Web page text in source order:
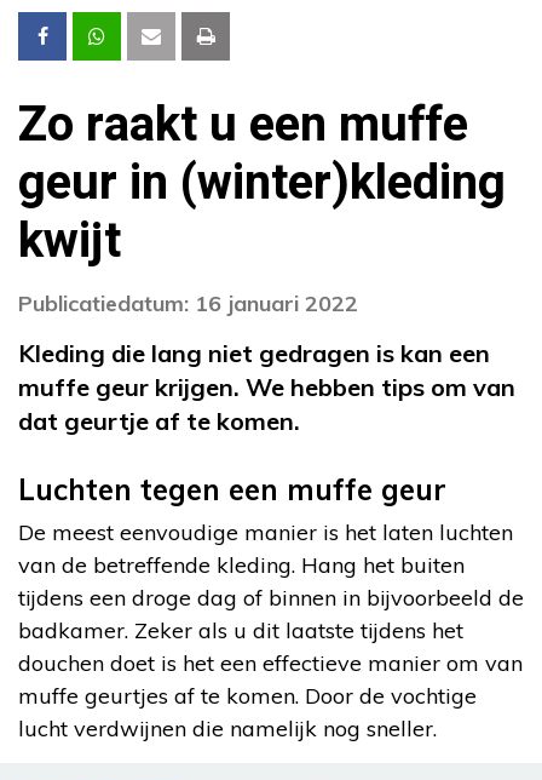
Zo raakt u een muffe
geur in (winter)kleding
kwijt
Publicatiedatum: 16 januari 2022
Kleding die lang niet gedragen is kan een
muffe geur krijgen. We hebben tips om van
dat geurtje af te komen.
Luchten tegen een muffe geur
De meest eenvoudige manier is het laten luchten
van de betreffende kleding. Hang het buiten
tijdens een droge dag of binnen in bijvoorbeeld de
badkamer. Zeker als u dit laatste tijdens het
douchen doet is het een effectieve manier om van
muffe geurtjes af te komen. Door de vochtige
lucht verdwijnen die namelijk nog sneller.